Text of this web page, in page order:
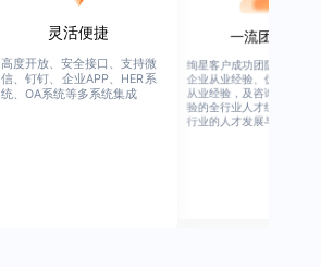
灵活便捷
高度开放、安全接口、支持微
信、钉钉、企业APP、HER系
统、OA系统等多系统集成
一流团队
绚星客户成功团队，由有多
企业从业经验、优秀培训机
从业经验，及咨询公司从业
验的全行业人才组成，涉猎
行业的人才发展与培养模块